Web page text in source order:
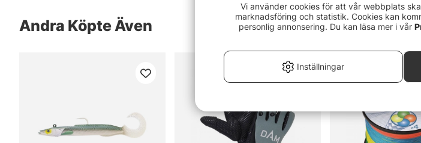
Andra Köpte Även
Vi använder cookies för att vår webbplats
marknadsföring och statistik. Cookies kan
personlig annonsering. Du kan läsa mer i vår
Inställningar